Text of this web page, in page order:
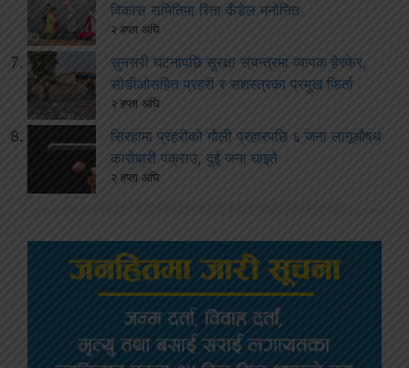
विकास समितिमा रिता कँडेल मनोनित
२ हप्ता अघि
सुनसरी घटनापछि सुरक्षा संयन्त्रमा व्यापक हेरफेर,
सीडीओसहित प्रहरी र सशस्त्रका प्रमुख फिर्ता
२ हप्ता अघि
सिरहामा प्रहरीको गोली प्रहारपछि ६ जना लागूऔषध
कारोबारी पक्राउ, दुई जना घाइते
२ हप्ता अघि